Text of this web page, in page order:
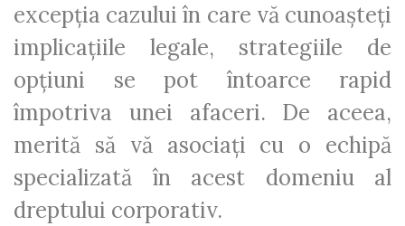
excepția cazului în care vă cunoașteți
implicațiile legale, strategiile de
opțiuni se pot întoarce rapid
împotriva unei afaceri. De aceea,
merită să vă asociați cu o echipă
specializată în acest domeniu al
dreptului corporativ.